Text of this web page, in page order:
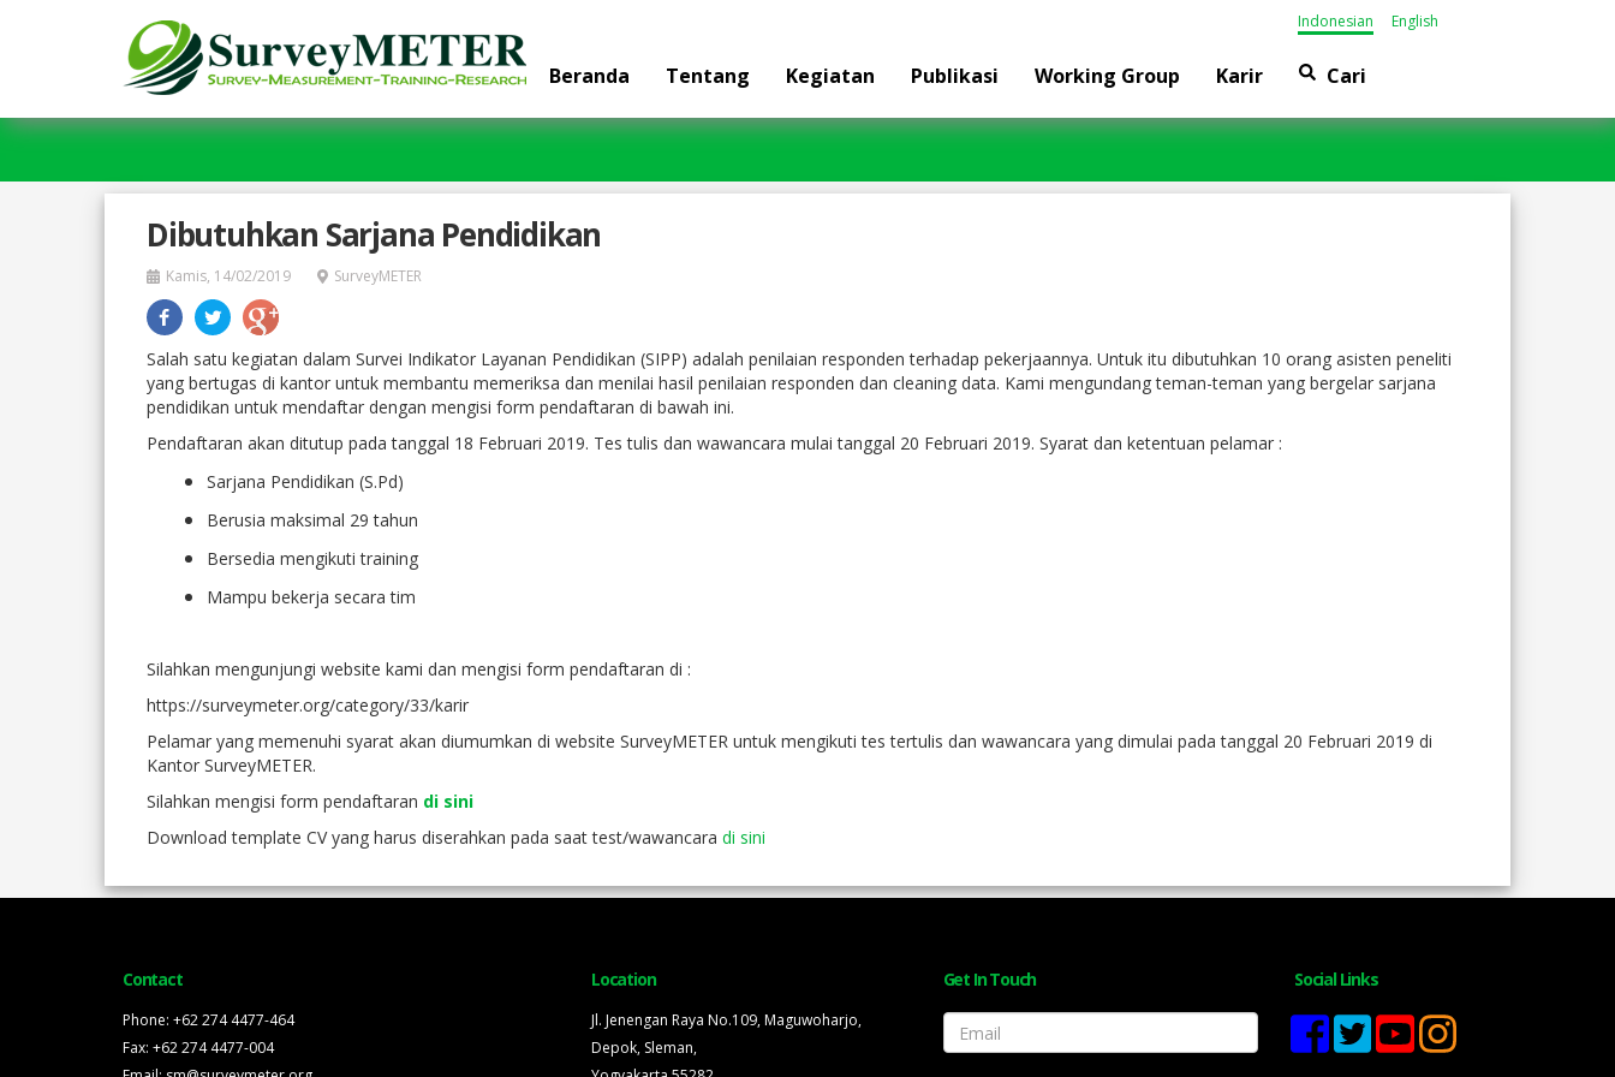
Indonesian English
Beranda Tentang Kegiatan Publikasi Working Group Karir Cari
Dibutuhkan Sarjana Pendidikan
Kamis, 14/02/2019 SurveyMETER
Salah satu kegiatan dalam Survei Indikator Layanan Pendidikan (SIPP) adalah penilaian responden terhadap pekerjaannya. Untuk itu dibutuhkan 10 orang asisten peneliti
yang bertugas di kantor untuk membantu memeriksa dan menilai hasil penilaian responden dan cleaning data. Kami mengundang teman-teman yang bergelar sarjana
pendidikan untuk mendaftar dengan mengisi form pendaftaran di bawah ini.
Pendaftaran akan ditutup pada tanggal 18 Februari 2019. Tes tulis dan wawancara mulai tanggal 20 Februari 2019. Syarat dan ketentuan pelamar :
Sarjana Pendidikan (S.Pd)
Berusia maksimal 29 tahun
Bersedia mengikuti training
Mampu bekerja secara tim
Silahkan mengunjungi website kami dan mengisi form pendaftaran di :
https://surveymeter.org/category/33/karir
Pelamar yang memenuhi syarat akan diumumkan di website SurveyMETER untuk mengikuti tes tertulis dan wawancara yang dimulai pada tanggal 20 Februari 2019 di
Kantor SurveyMETER.
Silahkan mengisi form pendaftaran di sini
Download template CV yang harus diserahkan pada saat test/wawancara di sini
Contact
Phone: +62 274 4477-464
Fax: +62 274 4477-004
Location
Jl. Jenengan Raya No.109, Maguwoharjo,
Depok, Sleman,
Get In Touch
Email
Social Links